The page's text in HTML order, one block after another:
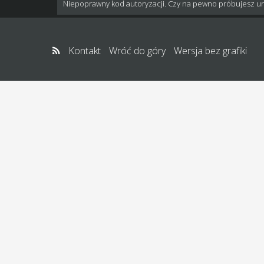
Niepoprawny kod autoryzacji. Czy na pewno próbujesz
Kontakt Wróć do góry Wersja bez grafiki